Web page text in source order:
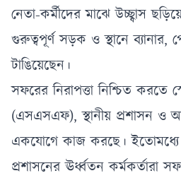
নেতা-কর্মীদের মাঝে উচ্ছ্বাস
গুরুত্বপূর্ণ সড়ক ও স্থানে ব্যানার,
টাঙিয়েছেন।
সফরের নিরাপত্তা নিশ্চিত করতে
(এসএসএফ), স্থানীয় প্রশাসন ও
একযোগে কাজ করছে।
প্রশাসনের ঊর্ধ্বতন কর্মকর্তারা